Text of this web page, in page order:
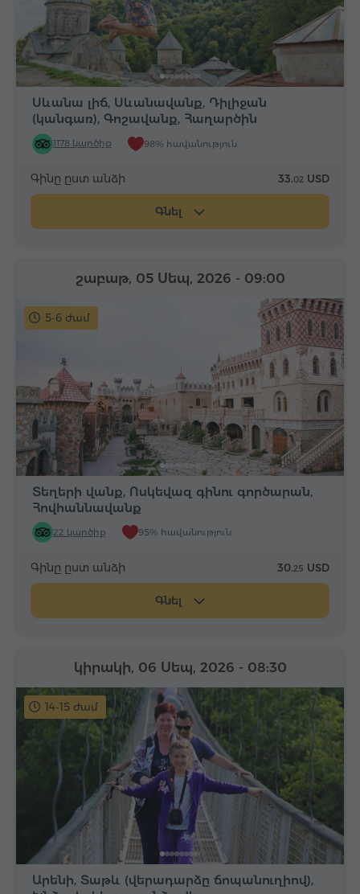
Սևանա լիճ, Սևանավանք, Դիլիջան
(կանգառ), Գոշավանք, Հաղարծին
1178 կարծիք 98% հավանություն
Գինը ըստ անձի 33.02 USD
Գնել
5-6 ժամ
Տեղերի վանք, Ոսկեվազ գինու գործարան,
Հովհաննավանք
22 կարծիք 95% հավանություն
շաբաթ, 05 Սեպ, 2026 - 09:00
Գինը ըստ անձի 30.25 USD
Գնել
14-15 ժամ
Արենի, Տաթև (վերադարձը ճոպանուղիով),
կիրակի, 06 Սեպ, 2026 - 08:30